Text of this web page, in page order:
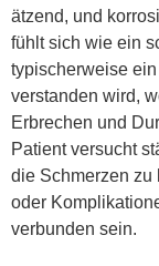
ätzend, und
fühlt sich wie ein
typischerweise
verstanden wird,
Erbrechen und
Patient versucht
die Schmerzen zu
oder
verbunden sein.